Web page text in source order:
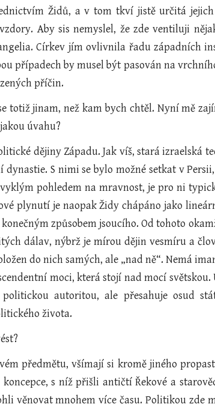
Židů, a v tom tkví jistě určitá jejich
Aby sis nemyslel, že zde ventiluji
Církev jím ovlivnila řadu západních
případech by musel být pasován na
příčin.
totiž jinam, než kam bych chtěl. Nyní mě
úvahu?
dějiny Západu. Jak víš, stará izraelská
S nimi se bylo možné setkat v
pohledem na mravnost, je pro ni
plynutí je naopak Židy chápáno jako
způsobem jsoucího. Od tohoto
dálav, nýbrž je mírou dějin vesmíru a
do nich samých, ale „nad ně“. Nemá
moci, která stojí nad mocí světskou.
politickou autoritou, ale přesahuje osud
života.
předmětu, všímají si kromě jiného
s níž přišli antičtí Řekové a
věnovat mnohem více času. Politikou zde